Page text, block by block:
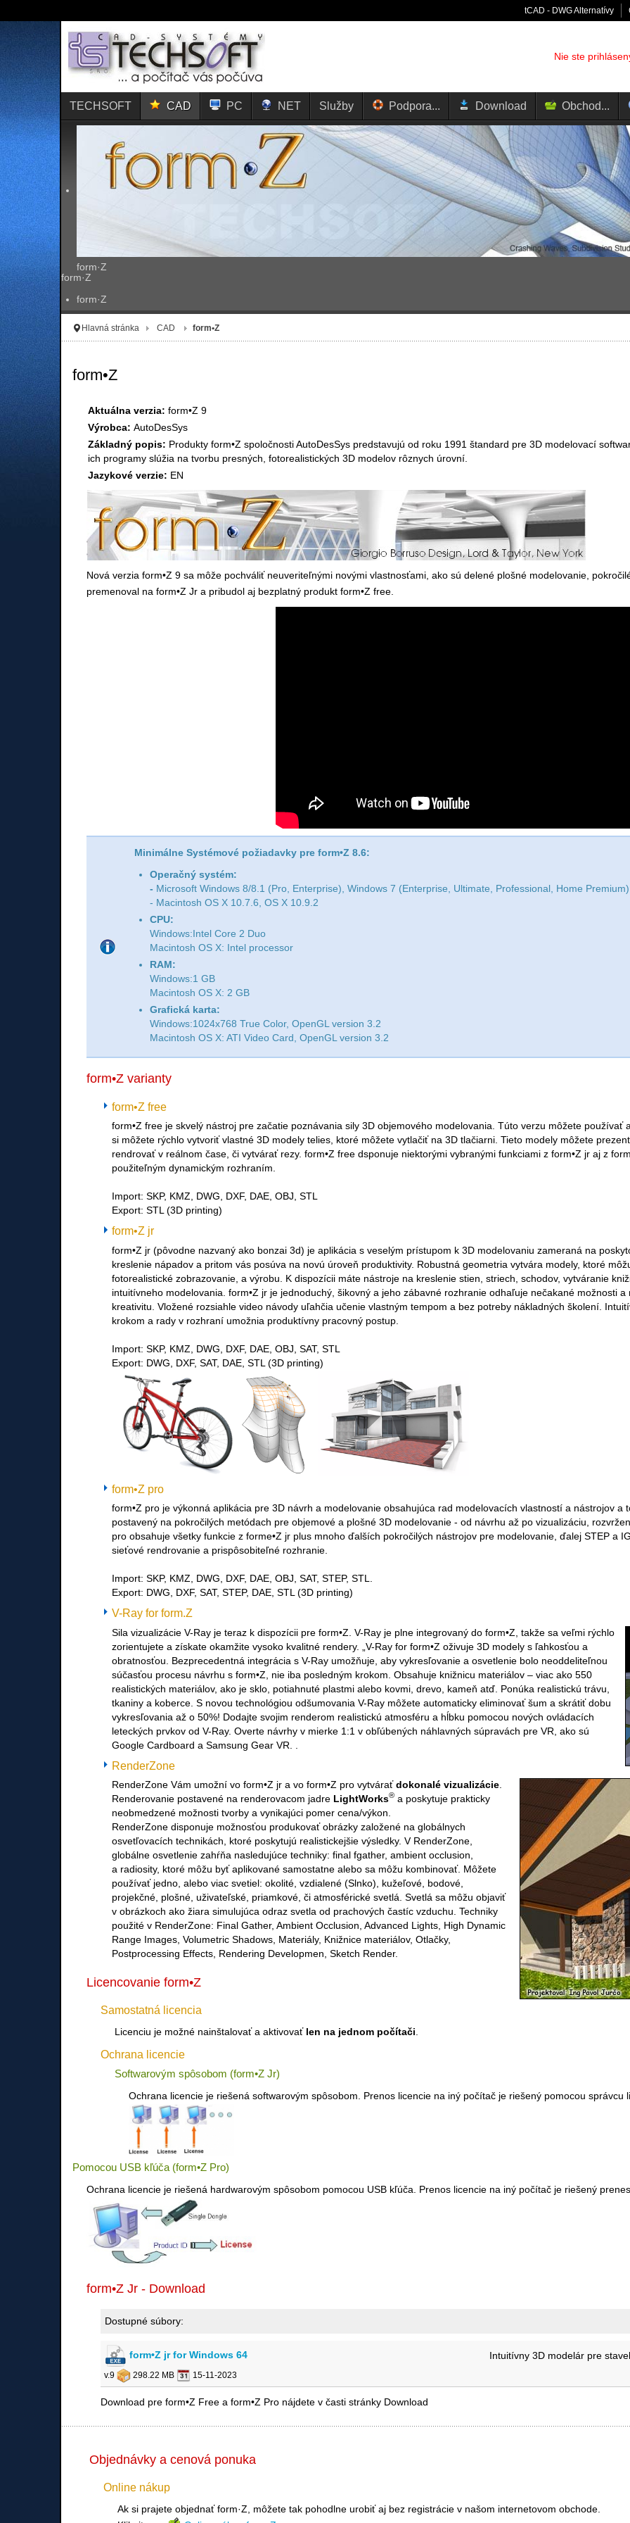
tCAD - DWG Alternatívy
Nie ste
TECHSOFT CAD PC NET Služby Podpora... Download Obchod...
form·Z
form·Z
form·Z
Hlavná stránka CAD form•Z
form•Z
Aktuálna verzia: form•Z 9
Výrobca:AutoDesSys
Základný popis: Produkty form•Z spoločnosti AutoDesSys predstavujú od roku 1991 štandard pre 3D modelovací
ich programy slúžia na tvorbu presných, fotorealistických 3D modelov rôznych úrovní.
Jazykové verzie: EN
Nová verzia form•Z 9 sa môže pochváliť neuveriteľnými novými vlastnosťami, ako sú delené plošné modelovanie,
premenoval na form•Z Jr a pribudol aj bezplatný produkt form•Z free.
Minimálne Systémové požiadavky pre form•Z 8.6:
Operačný systém:
- Microsoft Windows 8/8.1 (Pro, Enterprise), Windows 7 (Enterprise, Ultimate, Professional, Home
- Macintosh OS X 10.7.6, OS X 10.9.2
CPU:
Windows:Intel Core 2 Duo
Macintosh OS X: Intel processor
RAM:
Windows:1 GB
Macintosh OS X: 2 GB
Grafická karta:
Windows:1024x768 True Color, OpenGL version 3.2
Macintosh OS X: ATI Video Card, OpenGL version 3.2
form•Z varianty
form•Z free
form•Z free je skvelý nástroj pre začatie poznávania sily 3D objemového modelovania. Túto verzu môžete používať
si môžete rýchlo vytvoriť vlastné 3D modely telies, ktoré môžete vytlačiť na 3D tlačiarni. Tieto modely môžete
rendrovať v reálnom čase, či vytvárať rezy. form•Z free dsponuje niektorými vybranými funkciami z form•Z jr aj z
použiteľným dynamickým rozhraním.
Import: SKP, KMZ, DWG, DXF, DAE, OBJ, STL
Export: STL (3D printing)
form•Z jr
form•Z jr (pôvodne nazvaný ako bonzai 3d) je aplikácia s veselým prístupom k 3D modelovaniu zameraná na
kreslenie nápadov a pritom vás posúva na novú úroveň produktivity. Robustná geometria vytvára modely, ktoré
fotorealistické zobrazovanie, a výrobu. K dispozícii máte nástroje na kreslenie stien, striech, schodov, vytváranie
intuitívneho modelovania. form•Z jr je jednoduchý, šikovný a jeho zábavné rozhranie odhaľuje nečakané možnosti
kreativitu. Vložené rozsiahle video návody uľahčia učenie vlastným tempom a bez potreby nákladných školení.
krokom a rady v rozhraní umožnia produktívny pracovný postup.
Import: SKP, KMZ, DWG, DXF, DAE, OBJ, SAT, STL
Export: DWG, DXF, SAT, DAE, STL (3D printing)
form•Z pro
form•Z pro je výkonná aplikácia pre 3D návrh a modelovanie obsahujúca rad modelovacích vlastností a nástrojov
postavený na pokročilých metódach pre objemové a plošné 3D modelovanie - od návrhu až po vizualizáciu,
pro obsahuje všetky funkcie z forme•Z jr plus mnoho ďalších pokročilých nástrojov pre modelovanie, ďalej STEP a
sieťové rendrovanie a prispôsobiteľné rozhranie.
Import: SKP, KMZ, DWG, DXF, DAE, OBJ, SAT, STEP, STL.
Export: DWG, DXF, SAT, STEP, DAE, STL (3D printing)
V-Ray for form.Z
Sila vizualizácie V-Ray je teraz k dispozícii pre form•Z. V-Ray je plne integrovaný do form•Z, takže sa veľmi rýchlo
zorientujete a získate okamžite vysoko kvalitné rendery. „V-Ray for form•Z oživuje 3D modely s ľahkosťou a
obratnosťou. Bezprecedentná integrácia s V-Ray umožňuje, aby vykresľovanie a osvetlenie bolo neoddeliteľnou
súčasťou procesu návrhu s form•Z, nie iba posledným krokom. Obsahuje knižnicu materiálov – viac ako 550
realistických materiálov, ako je sklo, potiahnuté plastmi alebo kovmi, drevo, kameň atď. Ponúka realistickú trávu,
tkaniny a koberce. S novou technológiou odšumovania V-Ray môžete automaticky eliminovať šum a skrátiť dobu
vykresľovania až o 50%! Dodajte svojim renderom realistickú atmosféru a hĺbku pomocou nových ovládacích
leteckých prvkov od V-Ray. Overte návrhy v mierke 1:1 v obľúbených náhlavných súpravách pre VR, ako sú
Google Cardboard a Samsung Gear VR. .
RenderZone
RenderZone Vám umožní vo form•Z jr a vo form•Z pro vytváraťdokonalé vizualizácie
Renderovanie postavené na renderovacom jadre LightWorks® a poskytuje prakticky
neobmedzené možnosti tvorby a vynikajúci pomer cena/výkon.
RenderZone disponuje možnosťou produkovať obrázky založené na globálnych
osvetľovacích technikách, ktoré poskytujú realistickejšie výsledky. V RenderZone,
globálne osvetlenie zahŕňa nasledujúce techniky: final fgather, ambient occlusion,
a radiosity, ktoré môžu byť aplikované samostatne alebo sa môžu kombinovať. Môžete
používať jedno, alebo viac svetiel: okolité, vzdialené (Slnko), kužeľové, bodové,
projekčné, plošné, uživateľské, priamkové, či atmosférické svetlá. Svetlá sa môžu objaviť
v obrázkoch ako žiara simulujúca odraz svetla od prachových častíc vzduchu. Techniky
použité v RenderZone: Final Gather, Ambient Occlusion, Advanced Lights, High Dynamic
Range Images, Volumetric Shadows, Materiály, Knižnice materiálov, Otlačky,
Postprocessing Effects, Rendering Developmen, Sketch Render.
Licencovanie form•Z
Samostatná licencia
Licenciu je možné nainštalovať a aktivovať len na jednom počítači
Ochrana licencie
Softwarovým spôsobom (form•Z Jr)
Ochrana licencie je riešená softwarovým spôsobom. Prenos licencie na iný počítač je riešený pomocou správcu
Pomocou USB kľúča (form•Z Pro)
Ochrana licencie je riešená hardwarovým spôsobom pomocou USB kľúča. Prenos licencie na iný počítač je riešený
form•Z Jr - Download
Dostupné súbory:
form•Z jr for Windows 64
v.9 298.22 MB 15-11-2023
Intuitívny 3D modelár pre
Download pre form•Z Free a form•Z Pro nájdete v časti stránky Download
Objednávky a cenová ponuka
Online nákup
Ak si prajete objednať form·Z, môžete tak pohodlne urobiť aj bez registrácie v našom internetovom obchode.